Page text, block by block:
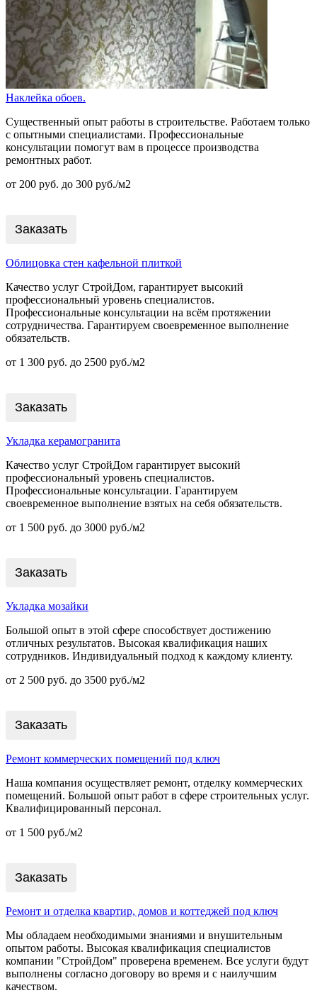
Наклейка обоев.
Существенный опыт работы в строительстве. Работаем только
с опытными специалистами. Профессиональные
консультации помогут вам в процессе производства
ремонтных работ.
от 200 руб. до 300 руб./м2
Заказать
Облицовка стен кафельной плиткой
Качество услуг СтройДом, гарантирует высокий
профессиональный уровень специалистов.
Профессиональные консультации на всём протяжении
сотрудничества. Гарантируем своевременное выполнение
обязательств.
от 1 300 руб. до 2500 руб./м2
Заказать
Укладка керамогранита
Качество услуг СтройДом гарантирует высокий
профессиональный уровень специалистов.
Профессиональные консультации. Гарантируем
своевременное выполнение взятых на себя обязательств.
от 1 500 руб. до 3000 руб./м2
Заказать
Укладка мозайки
Большой опыт в этой сфере способствует достижению
отличных результатов. Высокая квалификация наших
сотрудников. Индивидуальный подход к каждому клиенту.
от 2 500 руб. до 3500 руб./м2
Заказать
Ремонт коммерческих помещений под ключ
Наша компания осуществляет ремонт, отделку коммерческих
помещений. Большой опыт работ в сфере строительных услуг.
Квалифицированный персонал.
от 1 500 руб./м2
Заказать
Ремонт и отделка квартир, домов и коттеджей под ключ
Мы обладаем необходимыми знаниями и внушительным
опытом работы. Высокая квалификация специалистов
компании "СтройДом" проверена временем. Все услуги будут
выполнены согласно договору во время и с наилучшим
качеством.